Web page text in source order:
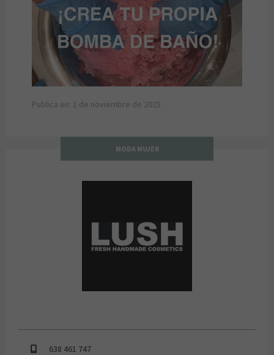
Publica en: 1 de noviembre de 2025
MODA MUJER
LUSH
638 461 747